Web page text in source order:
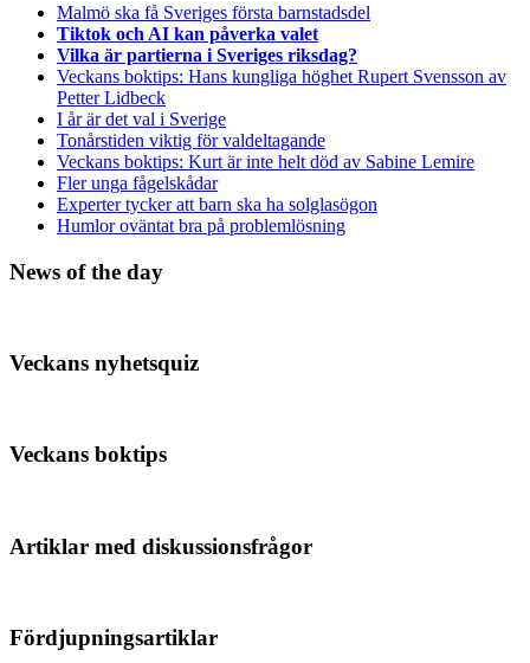
Malmö ska få Sveriges första barnstadsdel
Tiktok och AI kan påverka valet
Vilka är partierna i Sveriges riksdag?
Veckans boktips: Hans kungliga höghet Rupert Svensson av
Petter Lidbeck
I år är det val i Sverige
Tonårstiden viktig för valdeltagande
Veckans boktips: Kurt är inte helt död av Sabine Lemire
Fler unga fågelskådar
Experter tycker att barn ska ha solglasögon
Humlor oväntat bra på problemlösning
News of the day
Veckans nyhetsquiz
Veckans boktips
Artiklar med diskussionsfrågor
Fördjupningsartiklar